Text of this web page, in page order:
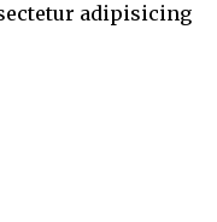
adipisicing